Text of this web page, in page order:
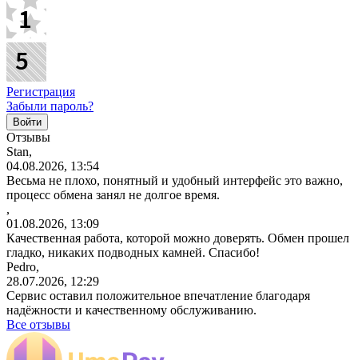
Регистрация
Забыли пароль?
Отзывы
Stan,
04.08.2026, 13:54
Весьма не плохо, понятный и удобный интерфейс это важно,
процесс обмена занял не долгое время.
,
01.08.2026, 13:09
Качественная работа, которой можно доверять. Обмен прошел
гладко, никаких подводных камней. Спасибо!
Pedro,
28.07.2026, 12:29
Сервис оставил положительное впечатление благодаря
надёжности и качественному обслуживанию.
Все отзывы